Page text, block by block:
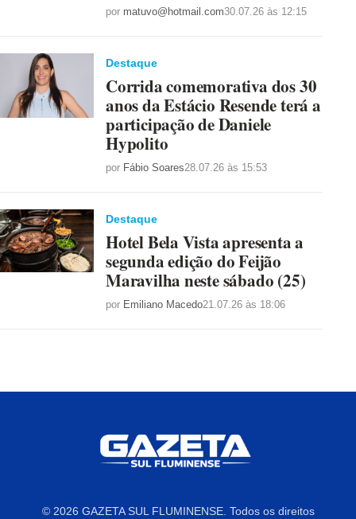
por matuvo@hotmail.com30.07.26 às 12:15
Destaque
Corrida comemorativa dos 30
anos da Estácio Resende terá a
participação de Daniele
Hypolito
por Fábio Soares28.07.26 às 15:53
Destaque
Hotel Bela Vista apresenta a
segunda edição do Feijão
Maravilha neste sábado (25)
por Emiliano Macedo21.07.26 às 18:06
© 2026 GAZETA SUL FLUMINENSE. Todos os direitos